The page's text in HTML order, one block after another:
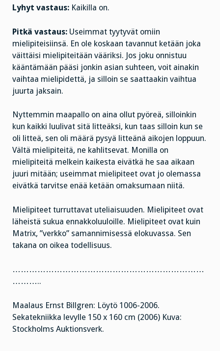
Lyhyt vastaus: Kaikilla on.
Pitkä vastaus: Useimmat tyytyvät omiin
mielipiteisiinsä. En ole koskaan tavannut ketään joka
väittäisi mielipiteitään vääriksi. Jos joku onnistuu
kääntämään pääsi jonkin asian suhteen, voit ainakin
vaihtaa mielipidettä, ja silloin se saattaakin vaihtua
juurta jaksain.
Nyttemmin maapallo on aina ollut pyöreä, silloinkin
kun kaikki luulivat sitä litteäksi, kun taas silloin kun se
oli litteä, sen oli määrä pysyä litteänä aikojen loppuun.
Vältä mielipiteitä, ne kahlitsevat. Monilla on
mielipiteitä melkein kaikesta eivätkä he saa aikaan
juuri mitään; useimmat mielipiteet ovat jo olemassa
eivätkä tarvitse enää ketään omaksumaan niitä.
Mielipiteet turruttavat uteliaisuuden. Mielipiteet ovat
läheistä sukua ennakkoluuloille. Mielipiteet ovat kuin
Matrix, ”verkko” samannimisessä elokuvassa. Sen
takana on oikea todellisuus.
……………………………………………………………
………..
Maalaus Ernst Billgren: Löytö 1006-2006.
Sekatekniikka levylle 150 x 160 cm (2006) Kuva:
Stockholms Auktionsverk.